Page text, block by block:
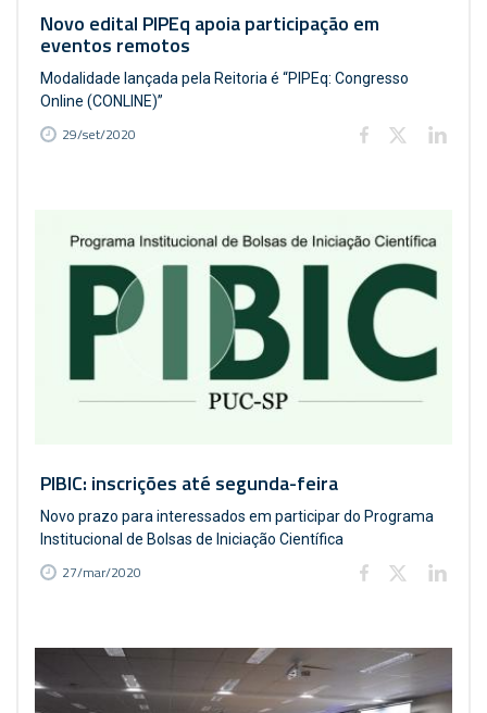
Novo edital PIPEq apoia participação em
eventos remotos
Modalidade lançada pela Reitoria é “PIPEq: Congresso
Online (CONLINE)”
29/set/2020
PIBIC: inscrições até segunda-feira
Novo prazo para interessados em participar do Programa
Institucional de Bolsas de Iniciação Científica
27/mar/2020